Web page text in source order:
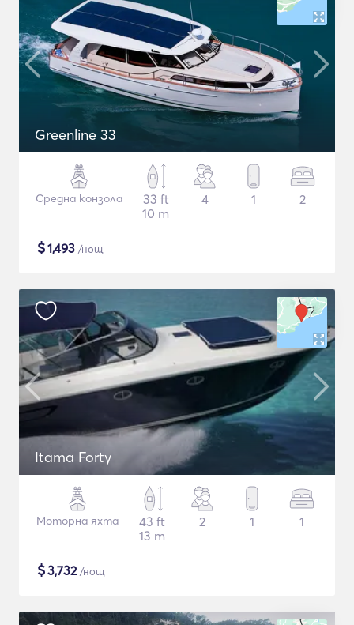
Greenline 33
Средна конзола
33 ft
10 m
4 1 2
$1,493 /нощ
Itama Forty
Моторна яхта
43 ft
13 m
2 1 1
$3,732/нощ